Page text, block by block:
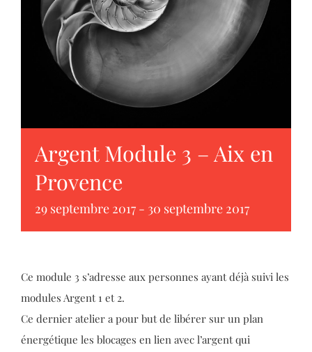
Argent Module 3 – Aix en
Provence
29 septembre 2017 - 30 septembre 2017
Ce module 3 s’adresse aux personnes ayant déjà suivi les
modules Argent 1 et 2.
Ce dernier atelier a pour but de libérer sur un plan
énergétique les blocages en lien avec l’argent qui